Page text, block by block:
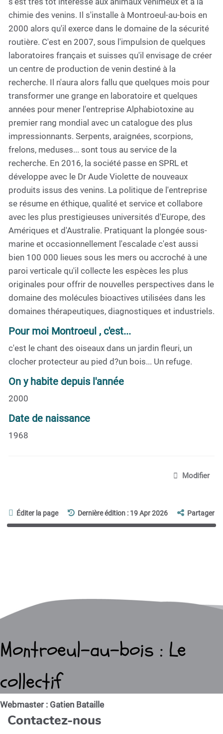
chimie des venins. Il s'installe à Montroeul-au-bois en
2000 alors qu'il exerce dans le domaine de la sécurité
routière. C'est en 2007, sous l'impulsion de quelques
laboratoires français et suisses qu'il envisage de créer
un centre de production de venin destiné à la
recherche. Il n'aura alors fallu que quelques mois pour
transformer une grange en laboratoire et quelques
années pour mener l'entreprise Alphabiotoxine au
premier rang mondial avec un catalogue des plus
impressionnants. Serpents, araignées, scorpions,
frelons, meduses... sont tous au service de la
recherche. En 2016, la société passe en SPRL et
développe avec le Dr Aude Violette de nouveaux
produits issus des venins. La politique de l'entreprise
se résume en éthique, qualité et service et collabore
avec les plus prestigieuses universités d'Europe, des
Amériques et d'Australie. Pratiquant la plongée sous-
marine et occasionnellement l'escalade c'est aussi
bien 100 000 lieues sous les mers ou accroché à une
paroi verticale qu'il collecte les espèces les plus
originales pour offrir de nouvelles perspectives dans le
domaine des molécules bioactives utilisées dans les
domaines thérapeutiques, diagnostiques et industriels.
Pour moi Montroeul , c'est...
c'est le chant des oiseaux dans un jardin fleuri, un
clocher protecteur au pied d?un bois... Un refuge.
On y habite depuis l'année
2000
Date de naissance
1968
Modifier
Éditer la page Dernière édition : 19 Apr 2026 Partager
Montroeul-au-bois : Le
collectif
Webmaster : Gatien Bataille
Contactez-nous